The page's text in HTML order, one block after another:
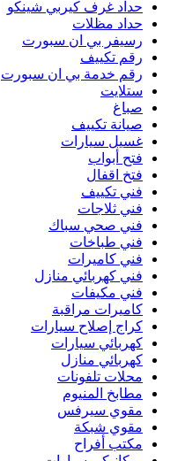
حداد غرف كيربي شينكو
حداد مظلات
رسيفر بي ان سبورت
رقم تكييف
رقم خدمة بي ان سبورت
ستلايت
صباغ
صيانة تكييف
غسيل سيارات
فتح أبواب
فتخ اقفال
فني تكييف
فني ثلاجات
فني صحي سباك
فني طباخات
فني كاميرات
فني كهربائي منازل
فني مكيفات
كاميرات مراقبة
كراج إصلاح سيارات
كهربائي سيارات
كهربائي منازل
محلات تلفونات
مطابخ المنيوم
مقوي سيرفس
مقوي شبكة
مكتب أفراح